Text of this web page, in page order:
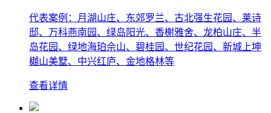
代表案例：月湖山庄、东郊罗兰、古北强生花园、莱诗
邸、万科燕南园、绿岛阳光、香榭雅舍、龙柏山庄、半
岛花园、绿地海珀佘山、碧桂园、世纪花园、新城上坤
樾山美墅、中兴红庐、金地格林等
查看详情